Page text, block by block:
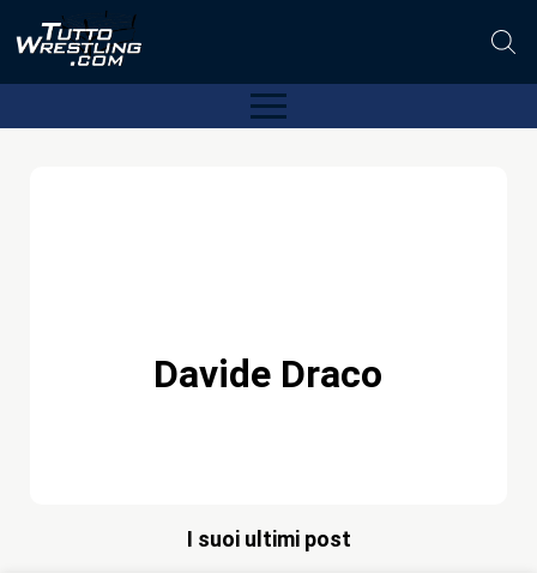
Davide Draco
I suoi ultimi post